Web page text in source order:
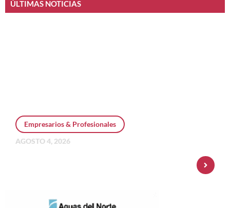
ÚLTIMAS NOTICIAS
Empresarios & Profesionales
AGOSTO 4, 2026